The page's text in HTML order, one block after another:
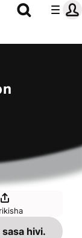
hivi.